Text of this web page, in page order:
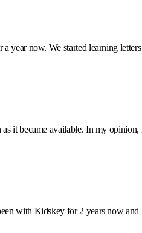
year now. We started learning
as it became available. In my
with Kidskey for 2 years now and